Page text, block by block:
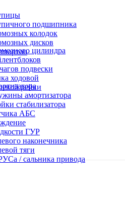
подшипника
колодок
дисков
цилиндра
подвески
ходовой
рейки
амортизатора
стабилизатора
АБС
ГУР
наконечника
тяги
/ сальника привода